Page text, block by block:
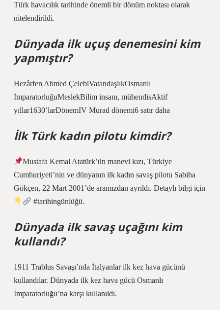
Türk havacılık tarihinde önemli bir dönüm noktası olarak
nitelendirildi.
Dünyada ilk uçuş denemesini kim
yapmıştır?
Hezârfen Ahmed ÇelebiVatandaşlıkOsmanlı
İmparatorluğuMeslekBilim insanı, mühendisAktif
yıllar1630’larDönemIV Murad dönemi6 satır daha
İlk Türk kadın pilotu kimdir?
Mustafa Kemal Atatürk’ün manevi kızı, Türkiye
Cumhuriyeti’nin ve dünyanın ilk kadın savaş pilotu Sabiha
Gökçen, 22 Mart 2001’de aramızdan ayrıldı. Detaylı bilgi için
#tarihingünlüğü.
Dünyada ilk savaş uçağını kim
kullandı?
1911 Trablus Savaşı’nda İtalyanlar ilk kez hava gücünü
kullandılar. Dünyada ilk kez hava gücü Osmanlı
İmparatorluğu’na karşı kullanıldı.